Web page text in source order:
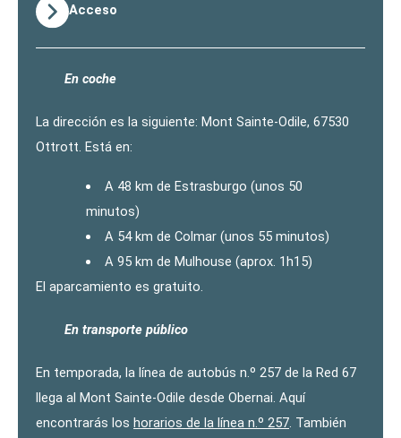
Acceso
En coche
La dirección es la siguiente: Mont Sainte-Odile, 67530
Ottrott. Está en:
A 48 km de Estrasburgo (unos 50
minutos)
A 54 km de Colmar (unos 55 minutos)
A 95 km de Mulhouse (aprox. 1h15)
El aparcamiento es gratuito.
En transporte público
En temporada, la línea de autobús n.º 257 de la Red 67
llega al Mont Sainte-Odile desde Obernai. Aquí
encontrarás los horarios de la línea n.º 257. También